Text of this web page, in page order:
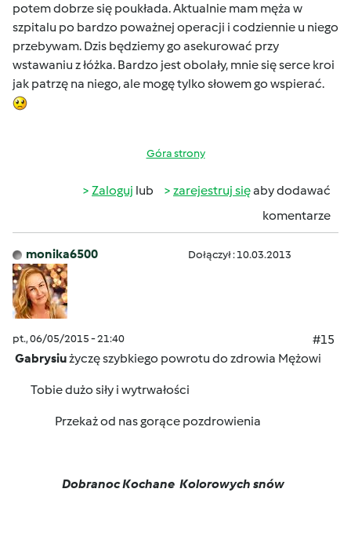
potem dobrze się poukłada. Aktualnie mam męża w
szpitalu po bardzo poważnej operacji i codziennie u niego
przebywam. Dzis będziemy go asekurować przy
wstawaniu z łóżka. Bardzo jest obolały, mnie się serce kroi
jak patrzę na niego, ale mogę tylko słowem go wspierać.
Góra strony
Zaloguj lub zarejestruj sięaby dodawać
komentarze
monika6500 Dołączył : 10.03.2013
pt., 06/05/2015 - 21:40
#15
Gabrysiużyczę szybkiego powrotu do zdrowia Mężowi
Tobie dużo siły i wytrwałości
Przekaż od nas gorące pozdrowienia
Dobranoc Kochane Kolorowych snów